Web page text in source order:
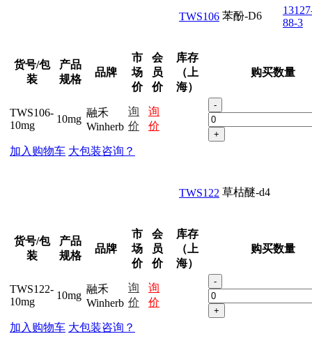
TWS106 苯酚-D6
88-3
货号/包
装
产品
规格
品牌
市
场
价
会
员
价
库存
（上
海）
购买数量
TWS106-
10mg
10mg
融禾
Winherb
询
价
询
价
-
+
加入购物车 大包装咨询？
TWS122 草枯醚-d4
货号/包
装
产品
规格
品牌
市
场
价
会
员
价
库存
（上
海）
购买数量
TWS122-
10mg
10mg
融禾
Winherb
询
价
询
价
-
+
加入购物车 大包装咨询？